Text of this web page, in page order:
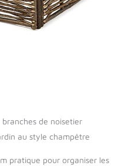
de noisetier
au style champêtre
pratique pour organiser les